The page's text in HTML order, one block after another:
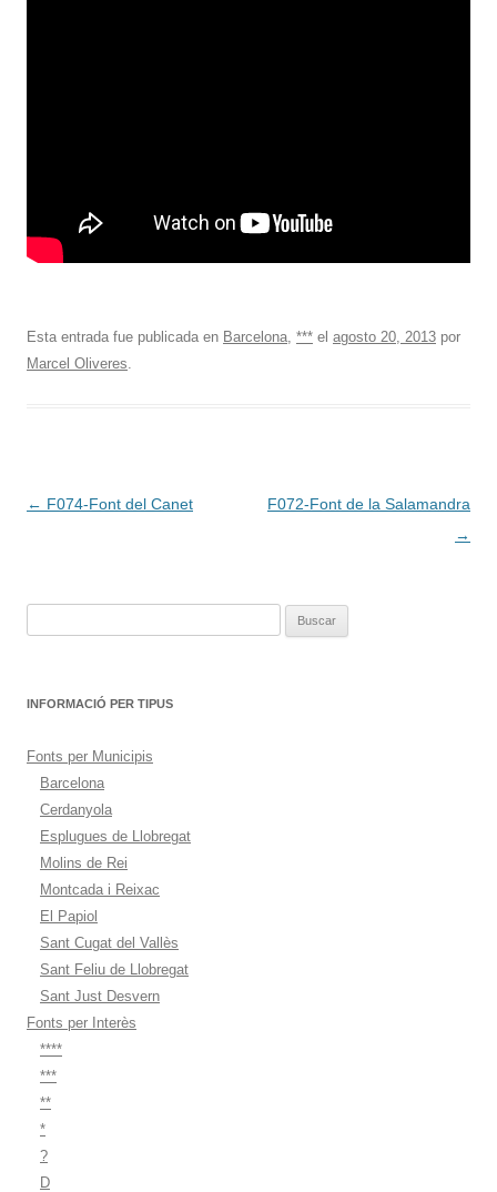
Esta entrada fue publicada en Barcelona, *** el agosto 20, 2013 por
Marcel Oliveres.
Navegación
← F074-Font del Canet
F072-Font de la Salamandra
→
INFORMACIÓ PER TIPUS
Fonts per Municipis
Barcelona
Cerdanyola
Esplugues de Llobregat
Molins de Rei
Montcada i Reixac
El Papiol
Sant Cugat del Vallès
Sant Feliu de Llobregat
Sant Just Desvern
Fonts per Interès
****
***
**
*
?
D